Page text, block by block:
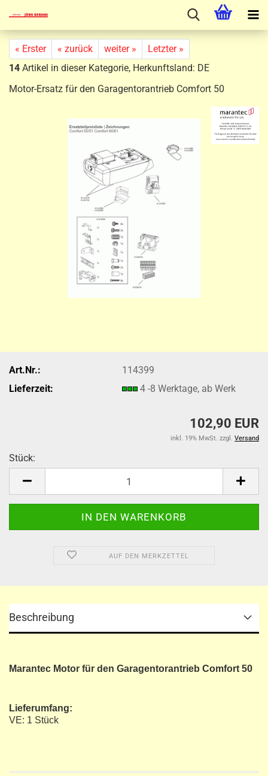
« Erster « zurück weiter »
Letzter »
14 Artikel in dieser Kategorie, Herkunftsland: DE
Motor-Ersatz für den Garagentorantrieb Comfort 50
Art.Nr.:
114399
Lieferzeit:
4 -8 Werktage, ab Werk
102,90 EUR
inkl. 19% MwSt. zzgl. Versand
Stück:
AUF DEN MERKZETTEL
Beschreibung
Marantec Motor für den Garagentorantrieb Comfort 50
Lieferumfang:
VE: 1 Stück